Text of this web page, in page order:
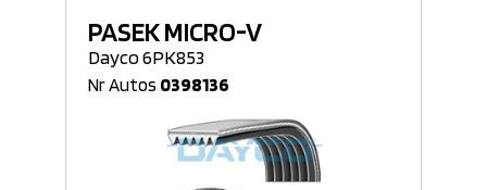
PASEK MICRO-V
Dayco 6PK853
Nr Autos 0398136